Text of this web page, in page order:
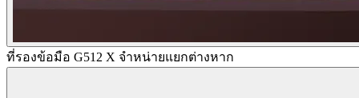
ที่รองข้อมือ G512 X จำหน่ายแยกต่างหาก